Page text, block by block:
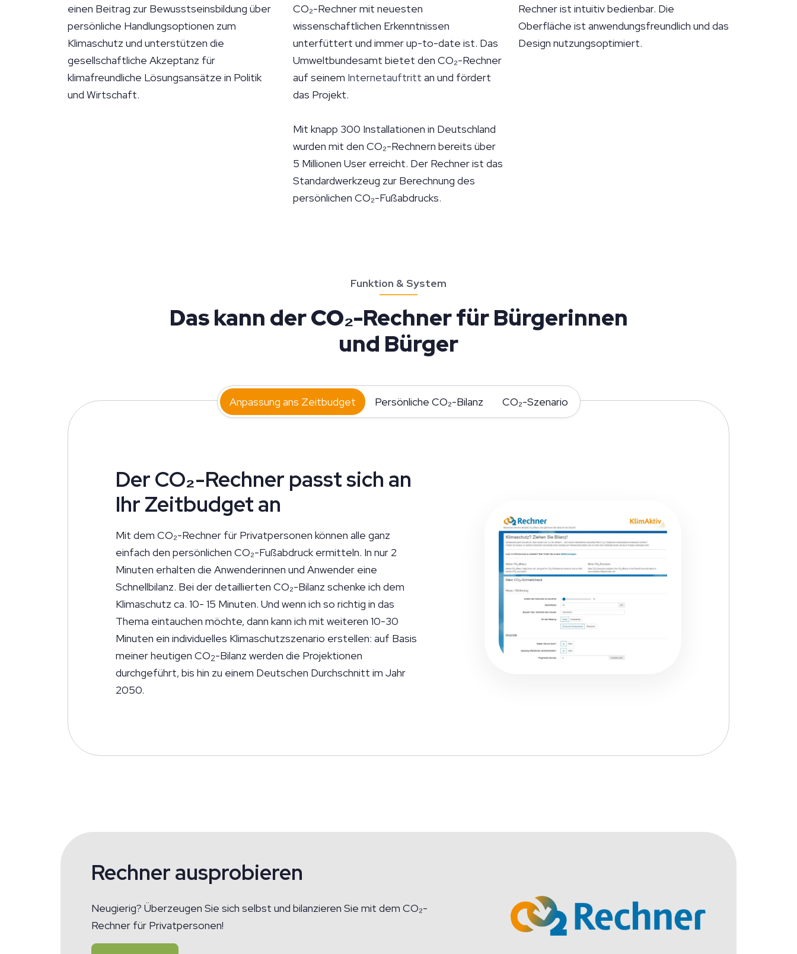
einen Beitrag zur Bewusstseinsbildung über
persönliche Handlungsoptionen zum
Klimaschutz und unterstützen die
gesellschaftliche Akzeptanz für
klimafreundliche Lösungsansätze in Politik
und Wirtschaft.
CO₂-Rechner mit neuesten
wissenschaftlichen Erkenntnissen
unterfüttert und immer up-to-date ist. Das
Umweltbundesamt bietet den CO₂-Rechner
auf seinem Internetauftritt an und fördert
das Projekt.
Mit knapp 300 Installationen in Deutschland
wurden mit den CO₂-Rechnern bereits über
5 Millionen User erreicht. Der Rechner ist das
Standardwerkzeug zur Berechnung des
persönlichen CO₂-Fußabdrucks.
Rechner ist intuitiv bedienbar. Die
Oberfläche ist anwendungsfreundlich und das
Design nutzungsoptimiert.
Funktion & System
Das kann der CO₂-Rechner für Bürgerinnen
und Bürger
Anpassung ans Zeitbudget Persönliche CO₂-Bilanz CO₂-Szenario
Der CO₂-Rechner passt sich an
Ihr Zeitbudget an
Mit dem CO₂-Rechner für Privatpersonen können alle ganz
einfach den persönlichen CO₂-Fußabdruck ermitteln. In nur 2
Minuten erhalten die Anwenderinnen und Anwender eine
Schnellbilanz. Bei der detaillierten CO₂-Bilanz schenke ich dem
Klimaschutz ca. 10- 15 Minuten. Und wenn ich so richtig in das
Thema eintauchen möchte, dann kann ich mit weiteren 10-30
Minuten ein individuelles Klimaschutzszenario erstellen: auf Basis
meiner heutigen CO2-Bilanz werden die Projektionen
durchgeführt, bis hin zu einem Deutschen Durchschnitt im Jahr
2050.
Rechner ausprobieren
Neugierig? Überzeugen Sie sich selbst und bilanzieren Sie mit dem CO₂-
Rechner für Privatpersonen!